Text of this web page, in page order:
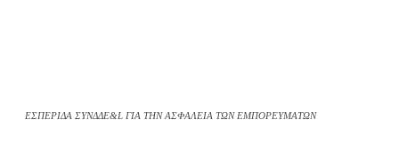
ΕΣΠΕΡΙΔΑ ΣΥΝΔΔΕ&L ΓΙΑ ΤΗΝ ΑΣΦΑΛΕΙΑ ΤΩΝ ΕΜΠΟΡΕΥΜΑΤΩΝ